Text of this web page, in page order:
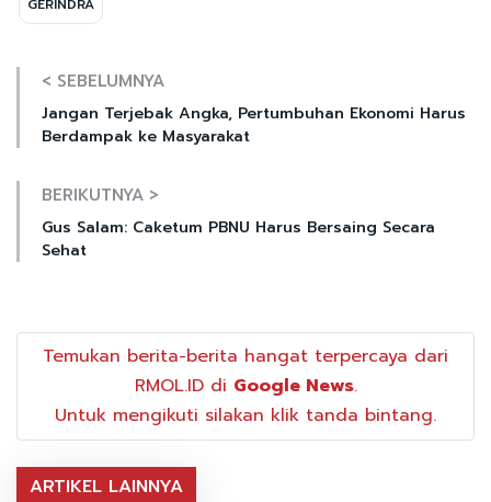
GERINDRA
< SEBELUMNYA
Jangan Terjebak Angka, Pertumbuhan Ekonomi Harus
Berdampak ke Masyarakat
BERIKUTNYA >
Gus Salam: Caketum PBNU Harus Bersaing Secara
Sehat
Temukan berita-berita hangat terpercaya dari
RMOL.ID di Google News.
Untuk mengikuti silakan klik tanda bintang.
ARTIKEL LAINNYA